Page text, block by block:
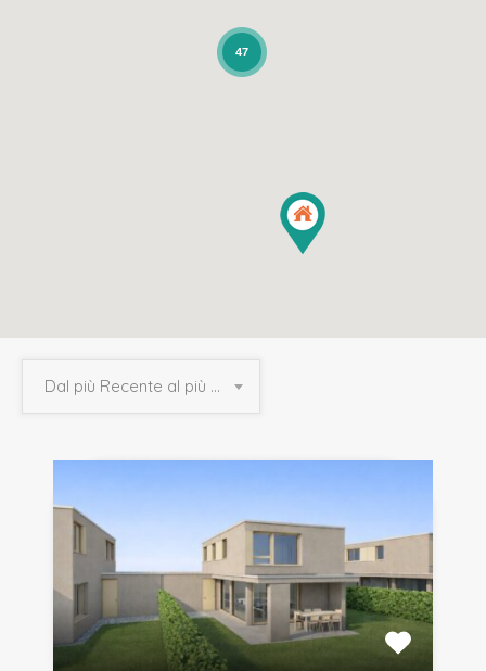
47
Dal più Recente al più Vecchio